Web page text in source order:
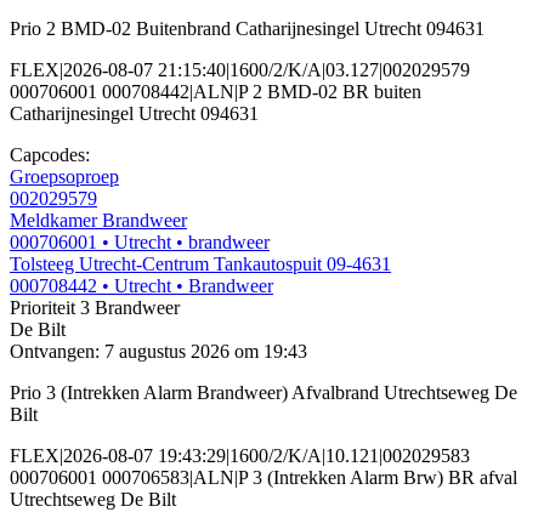
Prio 2 BMD-02 Buitenbrand Catharijnesingel Utrecht 094631
FLEX|2026-08-07 21:15:40|1600/2/K/A|03.127|002029579
000706001 000708442|ALN|P 2 BMD-02 BR buiten
Catharijnesingel Utrecht 094631
Capcodes:
Groepsoproep
002029579
Meldkamer Brandweer
000706001 • Utrecht • brandweer
Tolsteeg Utrecht-Centrum Tankautospuit 09-4631
000708442 • Utrecht • Brandweer
Prioriteit 3 Brandweer
De Bilt
Ontvangen: 7 augustus 2026 om 19:43
Prio 3 (Intrekken Alarm Brandweer) Afvalbrand Utrechtseweg De
Bilt
FLEX|2026-08-07 19:43:29|1600/2/K/A|10.121|002029583
000706001 000706583|ALN|P 3 (Intrekken Alarm Brw) BR afval
Utrechtseweg De Bilt